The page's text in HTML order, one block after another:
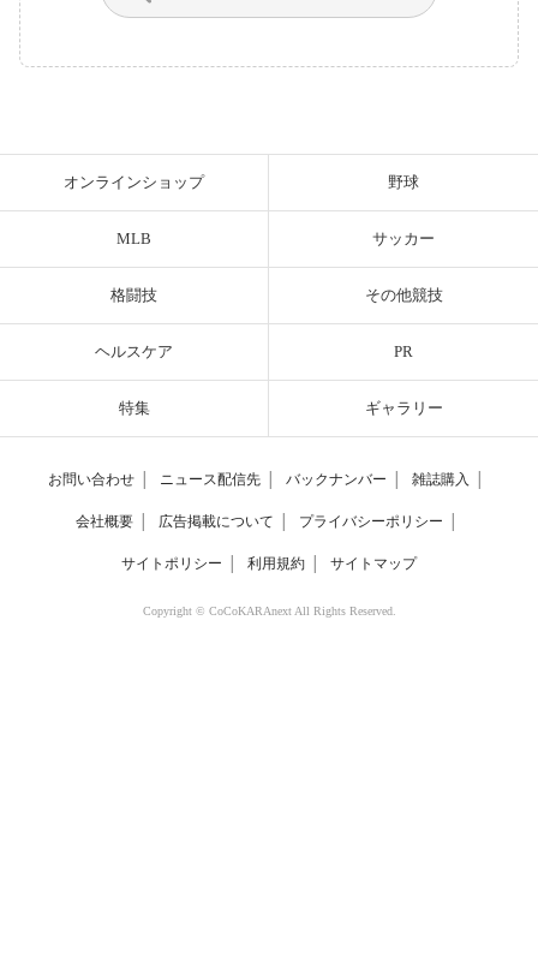
オンラインショップ 野球
MLB サッカー
格闘技 その他競技
ヘルスケア PR
特集 ギャラリー
お問い合わせ ニュース配信先 バックナンバー 雑誌購入
会社概要 広告掲載について プライバシーポリシー
サイトポリシー 利用規約 サイトマップ
Copyright © CoCoKARAnext All Rights Reserved.